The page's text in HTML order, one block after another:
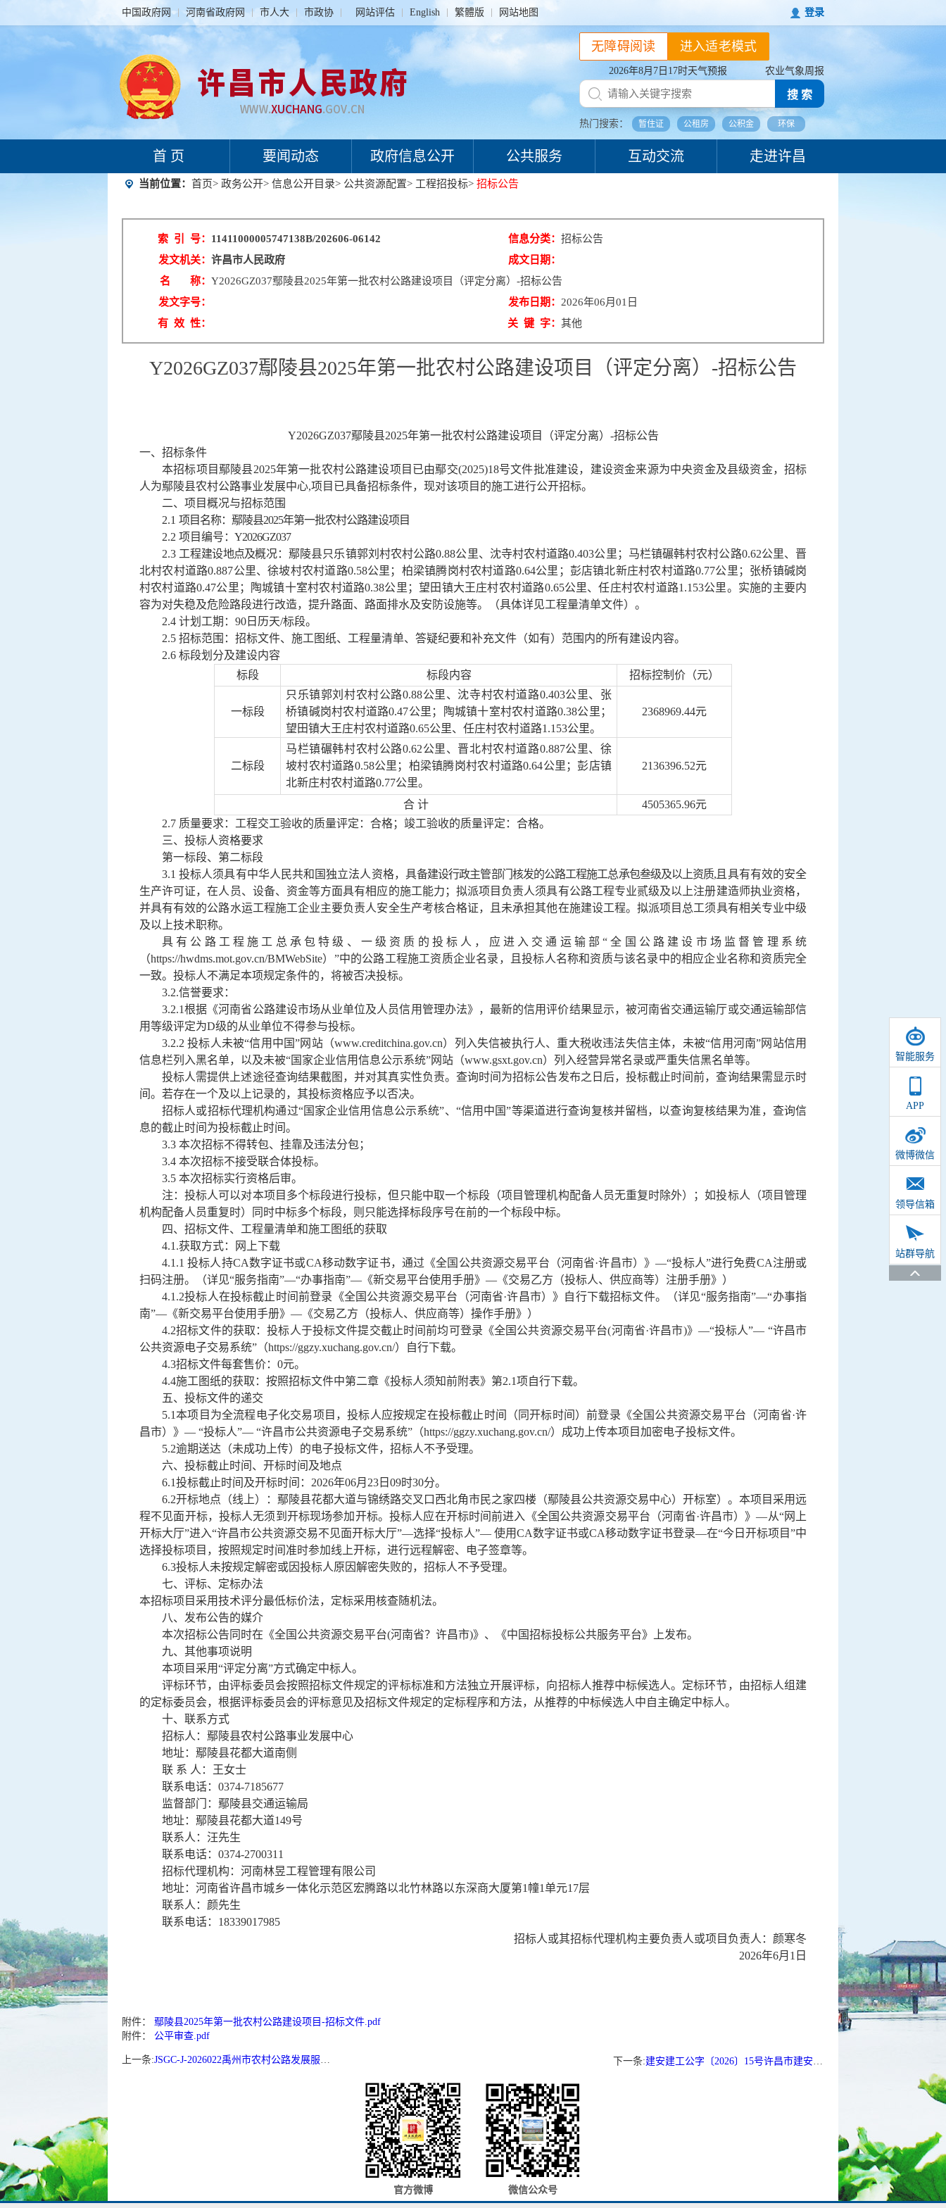
中国政府网 河南省政府网 市人大 市政协 网站评估 English 繁體版 网站地图 登录
2026年8月7日17时天气预报 农业气象周报
搜 索
热门搜索： 暂住证 公租房 公积金 环保
进入适老模式
无障碍阅读
首 页 要闻动态 政府信息公开 公共服务 互动交流 走进许昌
智能服务
APP
微博微信
领导信箱
站群导航
当前位置： 首页> 政务公开> 信息公开目录> 公共资源配置> 工程招投标> 招标公告
索 引 号： 11411000005747138B/202606-06142 信息分类： 招标公告
发文机关： 许昌市人民政府
成文日期：
名 称： Y2026GZ037鄢陵县2025年第一批农村公路建设项目（评定分离）-招标公告
发文字号：
发布日期： 2026年06月01日
有 效 性：
关 键 字： 其他
Y2026GZ037鄢陵县2025年第一批农村公路建设项目（评定分离）-招标公告
Y2026GZ037鄢陵县2025年第一批农村公路建设项目（评定分离） -招标公告
一、招标条件
本招标项目鄢陵县2025年第一批农村公路建设项目 已由鄢交(2025)18号文件批准建设，建设资金来源为中央资金及县级资金，招标
人为鄢陵县农村公路事业发展中心,项目已具备招标条件，现对该项目的施工进行公开招标。
二、项目概况与招标范围
2.1 项目名称： 鄢陵县2025年第一批农村公路建设项目
2.2 项目编号 ： Y2026GZ037
2.3 工程建设地点及概况：鄢陵县只乐镇郭刘村农村公路0.88公里、沈寺村农村道路0.403公里；马栏镇碾韩村农村公路0.62公里、晋
北村农村道路0.887公里、徐坡村农村道路0.58公里；柏梁镇腾岗村农村道路0.64公里；彭店镇北新庄村农村道路0.77公里；张桥镇碱岗
村农村道路0.47公里；陶城镇十室村农村道路0.38公里；望田镇大王庄村农村道路0.65公里、任庄村农村道路1.153公里。实施的主要内
容为对失稳及危险路段进行改造，提升路面、路面排水及安防设施等。
（具体详见工程量清单文件） 。
2.4 计划工期： 90日历天/标段。
2.5 招标范围：招标文件、施工图纸、工程量清单、答疑纪要和补充文件（如有）范围内的所有建设内容。
2.6 标段划分及建设内容
标段
标段内容 招标控制价（元）
一标段
只乐镇郭刘村农村公路0.88公里、沈寺村农村道路0.403公里、 张
桥镇碱岗村农村道路0.47公里；陶城镇十室村农村道路0.38公里；
望田镇大王庄村农村道路0.65公里、任庄村农村道路1.153公里。
2368969.44元
二标段
马栏镇碾韩村农村公路0.62公里、晋北村农村道路0.887公里、徐
坡村农村道路0.58公里；柏梁镇腾岗村农村道路0.64公里；彭店镇
北新庄村农村道路0.77公里。
2136396.52元
合 计 4505365.96元
2.7 质量要求：工程交工验收的质量评定：合格；竣工验收的质量评定：合格。
三、投标人资格要求
第一标段、第二标段
3.1投标人须具有中华人民共和国独立法人资格，具备建设行政主管部门核发的公路工程施工总承包叁级及以上资质, 且具有有效的安全
生产许可证，在人员、设备、资金等方面具有相应的施工能力；拟派项目负责人须具有公路工程专业贰级及以上注册建造师执业资格，
并具有有效的公路水运工程施工企业主要负责人安全生产考核合格证，且未承担其他在施建设工程。拟派项目总工须具有相关专业中级
及以上技术职称。
具有公路工程施工总承包特级、一级资质的投标人，应进入交通运输部“全国公路建设市场监督管理系统
（https://hwdms.mot.gov.cn/BMWebSite）”中的公路工程施工资质企业名录，且投标人名称和资质与该名录中的相应企业名称和资质完全
一致。投标人不满足本项规定条件的，将被否决投标。
3.2.信誉要求：
3.2.1根据《河南省公路建设市场从业单位及人员信用管理办法》，最新的信用评价结果显示，被河南省交通运输厅或交通运输部信
用等级评定为D级的从业单位不得参与投标。
3.2.2 投标人未被“信用中国”网站（www.creditchina.gov.cn）列入失信被执行人、重大税收违法失信主体，未被“信用河南”网站信用
信息栏列入黑名单，以及未被“国家企业信用信息公示系统”网站（www.gsxt.gov.cn）列入经营异常名录或严重失信黑名单等。
投标人需提供上述途径查询结果截图，并对其真实性负责。查询时间为招标公告发布之日后，投标截止时间前，查询结果需显示时
间。若存在一个及以上记录的，其投标资格应予以否决。
招标人或招标代理机构通过“国家企业信用信息公示系统”、“信用中国”等渠道进行查询复核并留档，以查询复核结果为准，查询信
息的截止时间为投标截止时间。
3.3 本次招标不得转包、挂靠及违法分包；
3.4 本次招标不接受联合体投标。
3.5 本次招标实行资格后审。
注：投标人可以对本项目多个标段进行投标，但只能中取一个标段（项目管理机构配备人员无重复时除外）；如投标人（项目管理
机构配备人员重复时）同时中标多个标段，则只能选择标段序号在前的一个标段中标。
四、 招标文件、工程量清单和施工图纸的获取
4.1 .获取方式：网上下载
4.1.1 投标人持CA数字证书或CA移动数字证书，通过《全国公共资源交易平台（河南省·许昌市）》—“投标人”进行免费CA注册或
扫码注册。（详见“服务指南”—“办事指南”—《新交易平台使用手册》—《交易乙方（投标人、供应商等）注册手册》）
4.1.2投标人在投标截止时间前登录《全国公共资源交易平台（河南省·许昌市）》自行下载招标文件。（详见“服务指南”—“办事指
南”—《新交易平台使用手册》—《交易乙方（投标人、供应商等）操作手册》）
4.2招标文件的获取：投标人于投标文件提交截止时间前均可登录《全国公共资源交易平台(河南省·许昌市)》—“投标人”— “许昌市
公共资源电子交易系统”（https://ggzy.xuchang.gov.cn/）自行下载。
4.3招标文件每套售价：0元。
4.4施工图纸的获取：按照招标文件中第二章《投标人须知前附表》第2.1项自行下载。
五、 投标文件的递交
5.1本项目为全流程电子化交易项目，投标人应按规定在投标截止时间（同开标时间）前登录《全国公共资源交易平台（河南省·许
昌市）》— “投标人”— “许昌市公共资源电子交易系统”（https://ggzy.xuchang.gov.cn/）成功上传本项目加密电子投标文件。
5.2逾期送达（未成功上传）的电子投标文件，招标人不予受理。
六、 投标截止时间、开标时间及地点
6.1投标截止时间及开标时间： 2026年06月 23 日 09时30分。
6.2开标地点（线上）： 鄢陵县花都大道与锦绣路交叉口西北角市民之家四楼（鄢陵县公共资源交易中心）开标室） 。本项目采用远
程不见面开标，投标人无须到开标现场参加开标。投标人应在开标时间前进入《全国公共资源交易平台（河南省·许昌市）》—从“网上
开标大厅”进入“许昌市公共资源交易不见面开标大厅”—选择“投标人”— 使用CA数字证书或CA移动数字证书登录—在“今日开标项目”中
选择投标项目，按照规定时间准时参加线上开标，进行远程解密、电子签章等。
6.3投标人未按规定解密或因投标人原因解密失败的，招标人不予受理。
七、 评标、定标办法
本招标项目 采用技术评分最低标价法，定标采用核查随机法。
八、发布公告的媒介
本次招标公告同时在《全国公共资源交易平台(河南省？许昌市)》、《中国招标投标公共服务平台》 上发布。
九、其他事项说明
本项目采用“评定分离”方式确定中标人。
评标环节，由评标委员会按照招标文件规定的评标标准和方法独立开展评标，向招标人推荐中标候选人。定标环节，由招标人组建
的定标委员会，根据评标委员会的评标意见及招标文件规定的定标程序和方法，从推荐的中标候选人中自主确定中标人。
十、联系方式
招标人： 鄢陵县农村公路事业发展中心
地址：鄢陵县花都大道南侧
联 系 人：王女士
联系电话： 0374-7185677
监督部门：鄢陵县交通运输局
地址： 鄢陵县花都大道149号
联系人： 汪先生
联系电话： 0374-2700311
招标代理机构： 河南林昱工程管理有限公司
地址： 河南省许昌市城乡一体化示范区宏腾路以北竹林路以东深商大厦第1幢1单元17层
联系人： 颜先生
联系电话： 18339017985
招标人或其招标代理机构主要负责人或项目负责人： 颜寒冬
2026年6月 1 日
附件： 鄢陵县2025年第一批农村公路建设项目-招标文件.pdf
附件： 公平审查.pdf
上一条:JSGC-J-2026022禹州市农村公路发展服务中心禹州市2026年衔接资金道路建设项目 （评定分离）招标公告 下一条:建安建工公字〔2026〕15号许昌市建安区乡村振兴局2026年许昌市建安区第一批财政衔接资金项目（烟叶电烤房）公开招标公告
官方微博 微信公众号